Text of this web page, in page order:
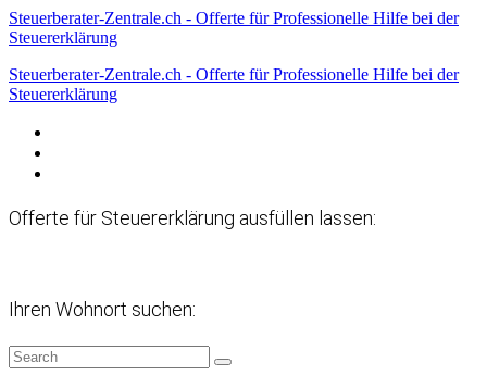
Steuerberater-Zentrale.ch - Offerte für Professionelle Hilfe bei der
Steuererklärung
Steuerberater-Zentrale.ch - Offerte für Professionelle Hilfe bei der
Steuererklärung
Offerte für Steuererklärung ausfüllen lassen:
Ihren Wohnort suchen: